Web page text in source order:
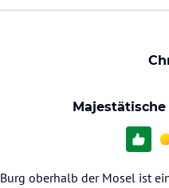
oberhalb der Mosel ist